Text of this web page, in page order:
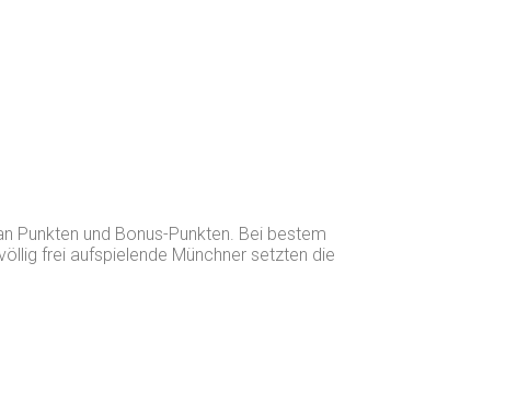
Punkten und Bonus-Punkten. Bei bestem
frei aufspielende Münchner setzten die